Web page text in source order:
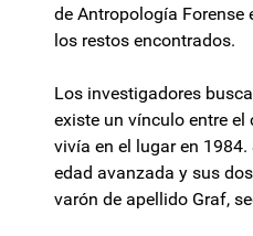
de Antropología Forense
los restos encontrados.
Los investigadores
existe un vínculo entre
vivía en el lugar en
edad avanzada y sus
varón de apellido Graf,